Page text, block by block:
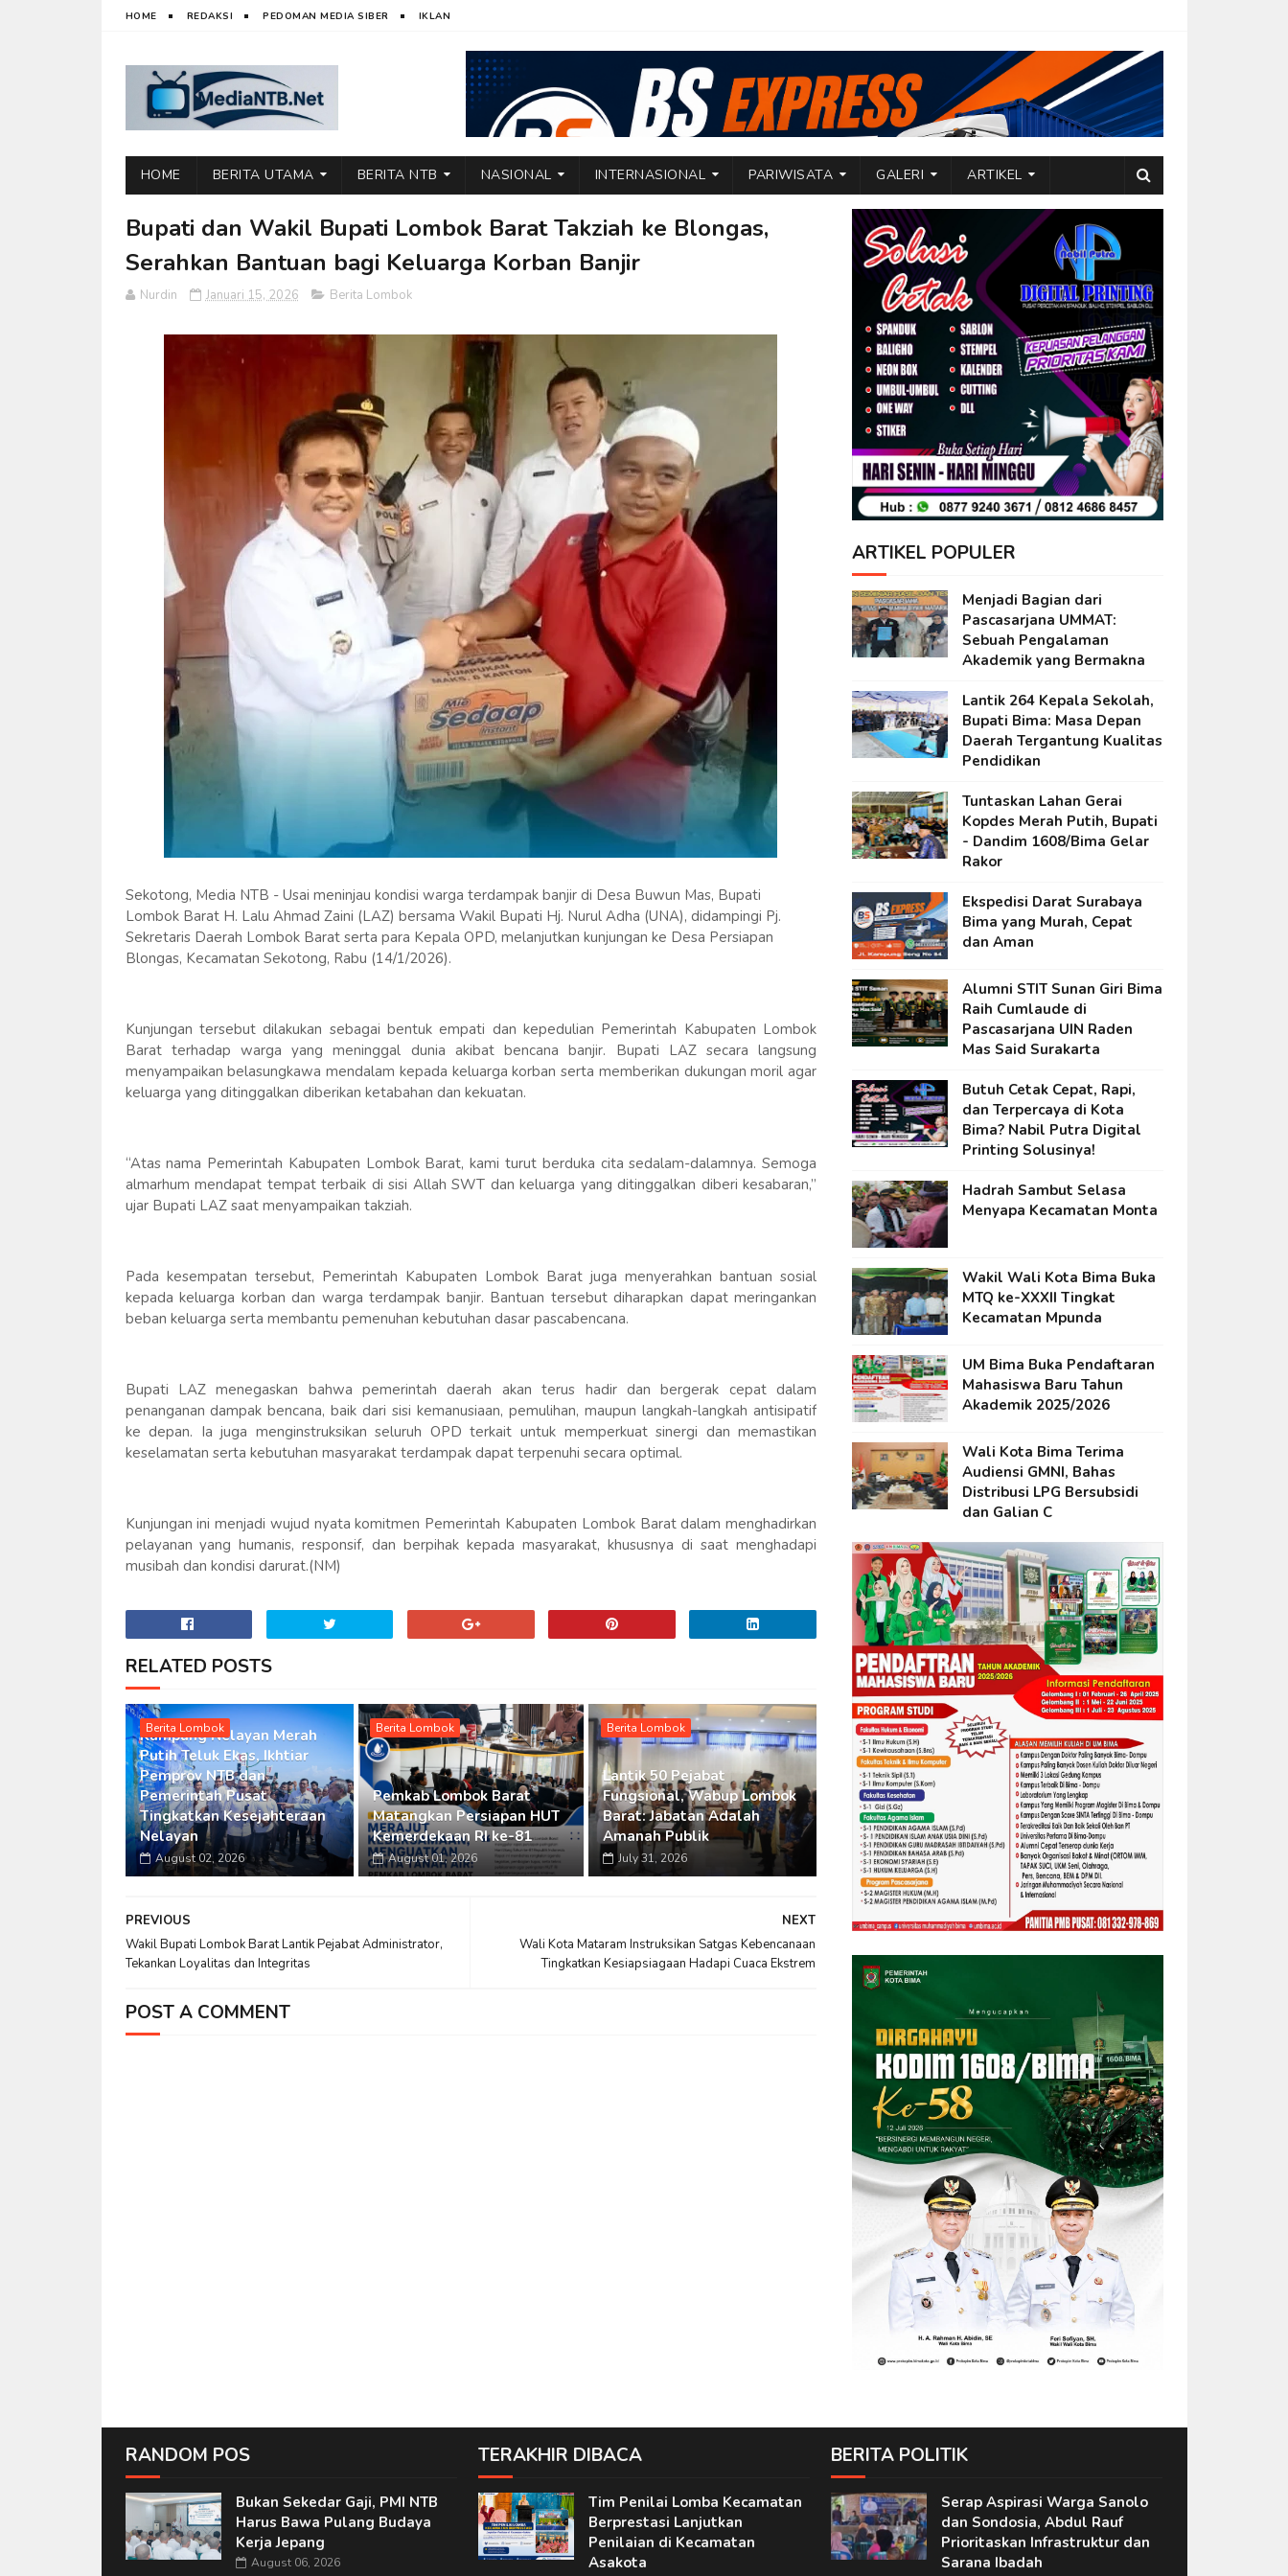
HOME REDAKSI PEDOMAN MEDIA SIBER IKLAN
HOME BERITA UTAMA BERITA NTB NASIONAL INTERNASIONAL PARIWISATA GALERI ARTIKEL
Bupati dan Wakil Bupati Lombok Barat Takziah ke Blongas,
Serahkan Bantuan bagi Keluarga Korban Banjir
Nurdin Januari 15, 2026 Berita Lombok
Sekotong, Media NTB - Usai meninjau kondisi warga terdampak banjir di Desa Buwun Mas, Bupati
Lombok Barat H. Lalu Ahmad Zaini (LAZ) bersama Wakil Bupati Hj. Nurul Adha (UNA), didampingi Pj.
Sekretaris Daerah Lombok Barat serta para Kepala OPD, melanjutkan kunjungan ke Desa Persiapan
Blongas, Kecamatan Sekotong, Rabu (14/1/2026).
Kunjungan tersebut dilakukan sebagai bentuk empati dan kepedulian Pemerintah Kabupaten Lombok
Barat terhadap warga yang meninggal dunia akibat bencana banjir. Bupati LAZ secara langsung
menyampaikan belasungkawa mendalam kepada keluarga korban serta memberikan dukungan moril agar
keluarga yang ditinggalkan diberikan ketabahan dan kekuatan.
“Atas nama Pemerintah Kabupaten Lombok Barat, kami turut berduka cita sedalam-dalamnya. Semoga
almarhum mendapat tempat terbaik di sisi Allah SWT dan keluarga yang ditinggalkan diberi kesabaran,”
ujar Bupati LAZ saat menyampaikan takziah.
Pada kesempatan tersebut, Pemerintah Kabupaten Lombok Barat juga menyerahkan bantuan sosial
kepada keluarga korban dan warga terdampak banjir. Bantuan tersebut diharapkan dapat meringankan
beban keluarga serta membantu pemenuhan kebutuhan dasar pascabencana.
Bupati LAZ menegaskan bahwa pemerintah daerah akan terus hadir dan bergerak cepat dalam
penanganan dampak bencana, baik dari sisi kemanusiaan, pemulihan, maupun langkah-langkah antisipatif
ke depan. Ia juga menginstruksikan seluruh OPD terkait untuk memperkuat sinergi dan memastikan
keselamatan serta kebutuhan masyarakat terdampak dapat terpenuhi secara optimal.
Kunjungan ini menjadi wujud nyata komitmen Pemerintah Kabupaten Lombok Barat dalam menghadirkan
pelayanan yang humanis, responsif, dan berpihak kepada masyarakat, khususnya di saat menghadapi
musibah dan kondisi darurat.(NM)
RELATED POSTS
Berita Lombok
Kampung Nelayan Merah
Putih Teluk Ekas, Ikhtiar
Pemprov NTB dan
Pemerintah Pusat
Tingkatkan Kesejahteraan
Nelayan
August 02, 2026
Berita Lombok
Pemkab Lombok Barat
Matangkan Persiapan HUT
Kemerdekaan RI ke-81
August 01, 2026
Berita Lombok
Lantik 50 Pejabat
Fungsional, Wabup Lombok
Barat: Jabatan Adalah
Amanah Publik
July 31, 2026
NEXT
Wali Kota Mataram Instruksikan Satgas Kebencanaan
Tingkatkan Kesiapsiagaan Hadapi Cuaca Ekstrem
PREVIOUS
Wakil Bupati Lombok Barat Lantik Pejabat Administrator,
Tekankan Loyalitas dan Integritas
POST A COMMENT
ARTIKEL POPULER
Menjadi Bagian dari
Pascasarjana UMMAT:
Sebuah Pengalaman
Akademik yang Bermakna
Lantik 264 Kepala Sekolah,
Bupati Bima: Masa Depan
Daerah Tergantung Kualitas
Pendidikan
Tuntaskan Lahan Gerai
Kopdes Merah Putih, Bupati
- Dandim 1608/Bima Gelar
Rakor
Ekspedisi Darat Surabaya
Bima yang Murah, Cepat
dan Aman
Alumni STIT Sunan Giri Bima
Raih Cumlaude di
Pascasarjana UIN Raden
Mas Said Surakarta
Butuh Cetak Cepat, Rapi,
dan Terpercaya di Kota
Bima? Nabil Putra Digital
Printing Solusinya!
Hadrah Sambut Selasa
Menyapa Kecamatan Monta
Wakil Wali Kota Bima Buka
MTQ ke-XXXII Tingkat
Kecamatan Mpunda
UM Bima Buka Pendaftaran
Mahasiswa Baru Tahun
Akademik 2025/2026
Wali Kota Bima Terima
Audiensi GMNI, Bahas
Distribusi LPG Bersubsidi
dan Galian C
RANDOM POS
Bukan Sekedar Gaji, PMI NTB
Harus Bawa Pulang Budaya
Kerja Jepang
August 06, 2026
TERAKHIR DIBACA
Tim Penilai Lomba Kecamatan
Berprestasi Lanjutkan
Penilaian di Kecamatan
Asakota
BERITA POLITIK
Serap Aspirasi Warga Sanolo
dan Sondosia, Abdul Rauf
Prioritaskan Infrastruktur dan
Sarana Ibadah